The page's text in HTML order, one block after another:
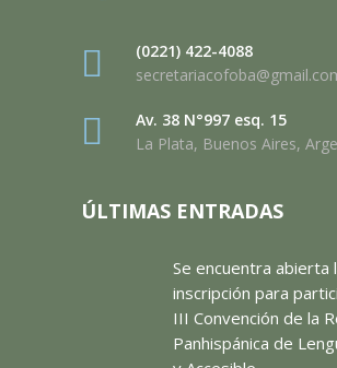
(0221) 422-4088
Av. 38 N°997 esq. 15
La Plata, Buenos Aires,
ÚLTIMAS ENTRADAS
Se encuentra abierta
inscripción para
III Convención de la
Panhispánica de